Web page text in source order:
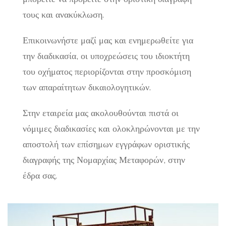
τους και ανακύκλωση.
Επικοινωνήστε μαζί μας και ενημερωθείτε για
την διαδικασία, οι υποχρεώσεις του ιδιοκτήτη
του οχήματος περιορίζονται στην προσκόμιση
των απαραίτητων δικαιολογητικών.
Στην εταιρεία μας ακολουθούνται πιστά οι
νόμιμες διαδικασίες και ολοκληρώνονται με την
αποστολή των επίσημων εγγράφων οριστικής
διαγραφής της Νομαρχίας Μεταφορών, στην
έδρα σας.
οδηγό και εκείνος του δίνει μια
Ο ιδιοκτήτης περιμένει μέσω
ταχυδρομείου το επίσημο Πιστοποιητικό
Καταστροφής, πρόκειται για το επίσημο
έγγραφο της διαγραφής ή το
παραλαμβάνει από τα γραφεία μας.
Εξουσιοδότηση, επικυρωμένη
μεταφορά του οχήματος
Η άδεια κυκλοφορίας του
οχήματος.
Φωτοτυπία της αστυνομικής
ταυτότητας του διαχειριστή της
μεταφορά του οχήματος
Φωτοτυπία του καταστατικού της
Η άδεια κυκλοφορίας του
οχήματος.
Φωτοτυπία της αστυνομικής
ταυτότητας του διαχειριστή της
μεταφορά του οχήματος
Πρακτικό Διοικητικού